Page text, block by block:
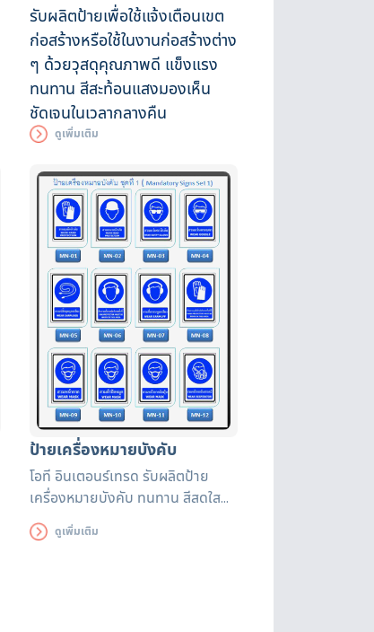
รับผลิตป้ายเพื่อใช้แจ้งเตือนเขต
ก่อสร้างหรือใช้ในงานก่อสร้างต่าง
ๆ ด้วยวุสดุคุณภาพดี แข็งแรง
ทนทาน สีสะท้อนแสงมองเห็น
ชัดเจนในเวลากลางคืน
ดูเพิ่มเติม
ป้ายเครื่องหมายบังคับ
โอที อินเตอนร์เทรด รับผลิตป้าย
เครื่องหมายบังคับ ทนทาน สีสดใส
แข็งแรงทนทาน ใช้งานได้ยาวนาน
ดูเพิ่มเติม